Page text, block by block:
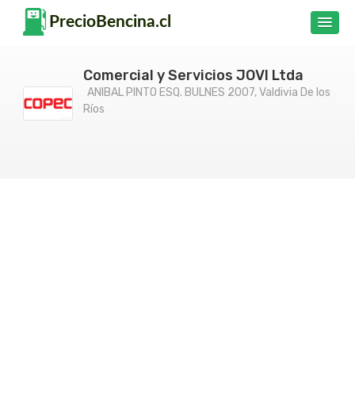
Comercial y Servicios JOVI Ltda
ANIBAL PINTO ESQ. BULNES 2007, Valdivia De los
Ríos